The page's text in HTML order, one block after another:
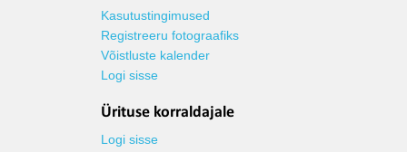
Kasutustingimused
Registreeru fotograafiks
Võistluste kalender
Logi sisse
Ürituse korraldajale
Logi sisse